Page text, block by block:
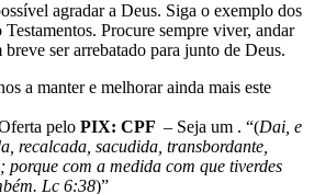
agradar a Deus. Siga o exemplo dos
Procure sempre viver, andar
ser arrebatado para junto de Deus.
a manter e melhorar ainda mais este
pelo PIX: CPF – Seja um . “(Dai, e
recalcada, sacudida, transbordante,
porque com a medida com que tiverdes
Lc 6:38)”